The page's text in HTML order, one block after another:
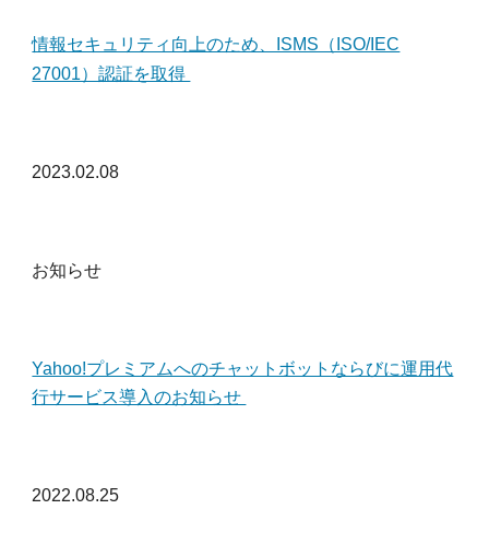
情報セキュリティ向上のため、ISMS（ISO/IEC
27001）認証を取得
2023.02.08
お知らせ
Yahoo!プレミアムへのチャットボットならびに運用代
行サービス導入のお知らせ
2022.08.25